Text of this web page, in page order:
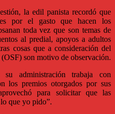
la edil panista recordó que
por el gasto que hacen los
toda vez que son temas de
al predial, apoyos a adultos
cosas que a consideración del
son motivo de observación.
administración trabaja con
los premios otorgados por sus
para solicitar que las
que yo pido”.